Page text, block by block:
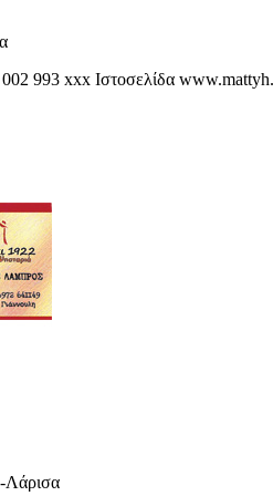
993 xxx Ιστοσελίδα
Λάρισα